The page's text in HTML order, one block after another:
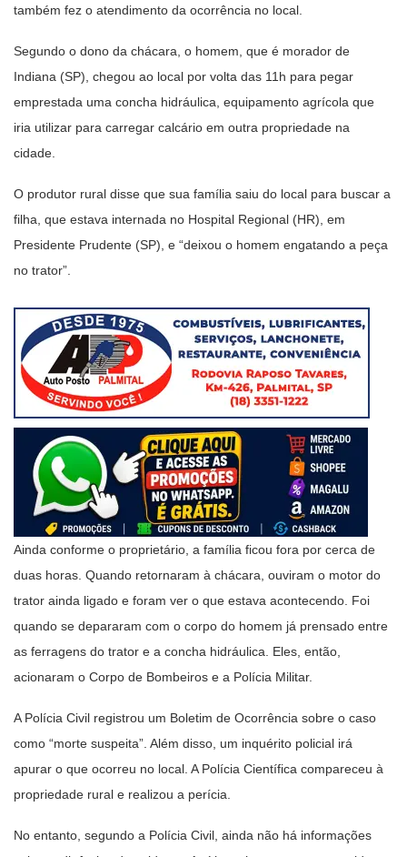
também fez o atendimento da ocorrência no local.
Segundo o dono da chácara, o homem, que é morador de
Indiana (SP), chegou ao local por volta das 11h para pegar
emprestada uma concha hidráulica, equipamento agrícola que
iria utilizar para carregar calcário em outra propriedade na
cidade.
O produtor rural disse que sua família saiu do local para buscar a
filha, que estava internada no Hospital Regional (HR), em
Presidente Prudente (SP), e “deixou o homem engatando a peça
no trator”.
Ainda conforme o proprietário, a família ficou fora por cerca de
duas horas. Quando retornaram à chácara, ouviram o motor do
trator ainda ligado e foram ver o que estava acontecendo. Foi
quando se depararam com o corpo do homem já prensado entre
as ferragens do trator e a concha hidráulica. Eles, então,
acionaram o Corpo de Bombeiros e a Polícia Militar.
A Polícia Civil registrou um Boletim de Ocorrência sobre o caso
como “morte suspeita”. Além disso, um inquérito policial irá
apurar o que ocorreu no local. A Polícia Científica compareceu à
propriedade rural e realizou a perícia.
No entanto, segundo a Polícia Civil, ainda não há informações